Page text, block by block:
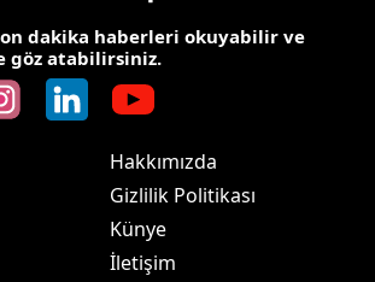
dakika haberleri okuyabilir ve
göz atabilirsiniz.
Hakkımızda
Gizlilik Politikası
Künye
İletişim